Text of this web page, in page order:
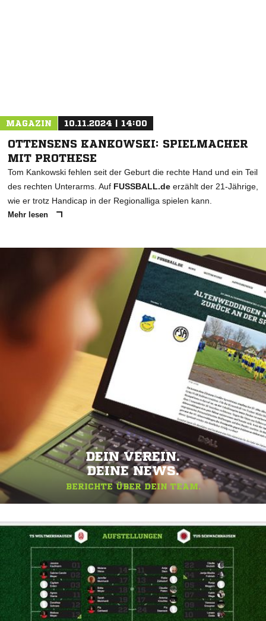
MAGAZIN 10.11.2024 | 14:00
OTTENSENS KANKOWSKI: SPIELMACHER
MIT PROTHESE
Tom Kankowski fehlen seit der Geburt die rechte Hand und ein Teil
des rechten Unterarms. Auf FUSSBALL.de erzählt der 21-Jährige,
wie er trotz Handicap in der Regionalliga spielen kann.
Mehr lesen
DEIN VEREIN.
DEINE NEWS.
BERICHTE ÜBER DEIN TEAM.